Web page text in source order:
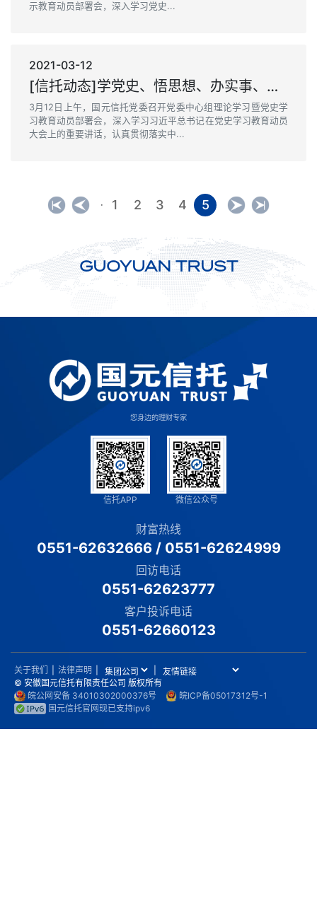
示教育动员部署会，深入学习党史...
2021-03-12
[信托动态]学党史、悟思想、办实事、开新局——公司 召开党委中心组理论学习暨党史学习教育动员部署会
3月12日上午，国元信托党委召开党委中心组理论学习暨党史学
习教育动员部署会，深入学习习近平总书记在党史学习教育动员
大会上的重要讲话，认真贯彻落实中...
· 1 2 3 4 5
GUOYUAN TRUST
您身边的理财专家
信托APP 微信公众号
财富热线
0551-62632666/ 0551-62624999
回访电话
0551-62623777
客户投诉电话
0551-62660123
关于我们 法律声明
© 安徽国元信托有限责任公司 版权所有
皖公网安备 34010302000376号
皖ICP备05017312号-1
国元信托官网现已支持ipv6